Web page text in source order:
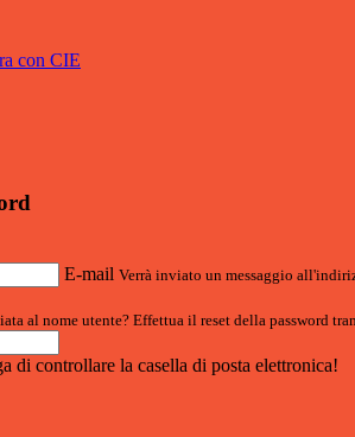
con CIE
E-mail Verrà inviato un messaggio
al nome utente? Effettua il reset della password
di controllare la casella di posta elettronica!